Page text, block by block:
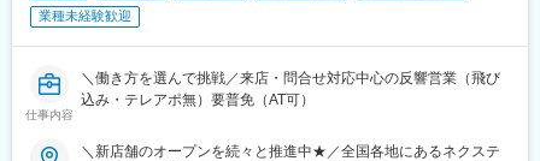
県)、館腰駅、平成駅、紀三井寺駅、伊達駅、北久里浜駅、千里駅
県)、京成幕張駅、赤迫駅、本郷駅(愛知県)、センター北駅、要町
駅、尻手駅、深江橋駅、知寄町駅、追分駅(三重県)、妙国寺前駅、
業種未経験歓迎
仕事内容
＼働き方を選んで挑戦／来店・問合せ対応中心の反響営業（飛び
込み・テレアポ無）要普免（AT可）
＼新店舗のオープンを続々と推進中★／全国各地にあるネクステ